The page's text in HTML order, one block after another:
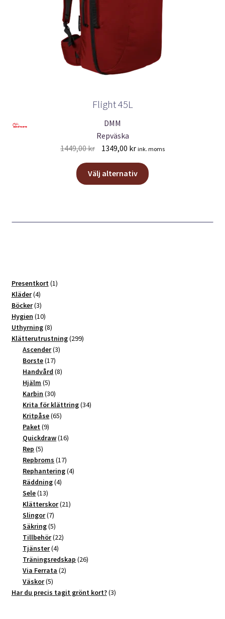
Flight 45L
DMM
Repväska
1449,00kr
Det
priset
var:
1349,00 krDet
priset
är:
ink. moms
Välj alternativ
Den
här
Presentkort 11
Kläder 44
produkter
Böcker 33
produkter
Hygien 1010
produkter
Uthyrning 88
produkter
Klätterutrustning 299299
Ascender 33
Borste 1717
produkter
Handvård 88
Hjälm 55
produkter
Karbin 3030
produkter
Krita för klättring 3434
Kritpåse 6565
Paket 99
produkter
Quickdraw 1616
Rep 55
produkter
Repbroms 1717
produkter
Rephantering 44
Räddning 44
Sele 1313
produkter
Klätterskor 2121
Slingor 77
produkter
Säkring 55
produkter
Tillbehör 2222
Tjänster 44
produkter
Träningsredskap 2626
Via Ferrata 22
Väskor 55
produkter
Har du precis tagit grönt kort? 33